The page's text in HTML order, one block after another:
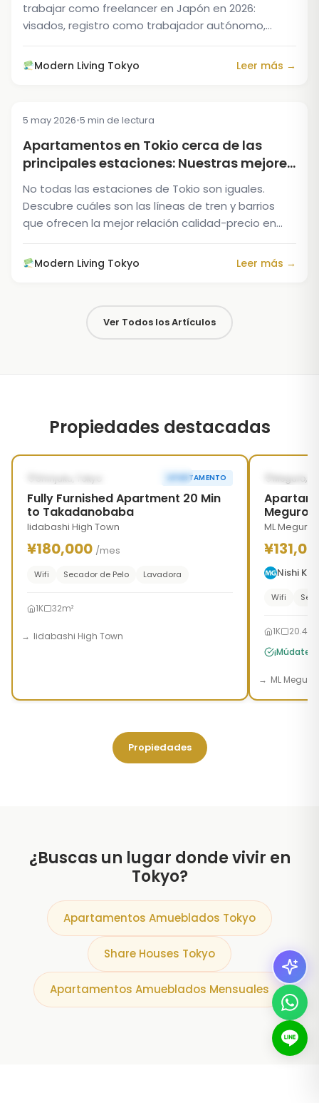
trabajar como freelancer en Japón en 2026:
visados, registro como trabajador autónomo,
opciones de vivienda...
Modern Living Tokyo Leer más →
TIPS & TRICKS
5 may 2026•5 min de lectura
Apartamentos en Tokio cerca de las
principales estaciones: Nuestras mejores
opciones amuebladas por línea
No todas las estaciones de Tokio son iguales.
Descubre cuáles son las líneas de tren y barrios
que ofrecen la mejor relación calidad-precio en
correctamente las distancias a las estaciones...
Modern Living Tokyo Leer más →
Ver Todos los Artículos
Propiedades destacadas
POSIBLEMENTE DESDE SEP 26, 2026
‹ ›
Shinjuku, Tokyo APARTAMENTO
Fully Furnished Apartment 20 Min
to Takadanobaba
Iidabashi High Town
¥180,000 /mes
Wifi Secador de Pelo Lavadora
1K 32m²
Iidabashi High Town
‹
Meguro,
Meguro
ML Meguro
Nishi
Wifi
1K
¡Múdate
ML Meguro
Propiedades
¿Buscas un lugar donde vivir en
Tokyo?
Apartamentos Amueblados Tokyo
Share Houses Tokyo
Apartamentos Amueblados Mensuales